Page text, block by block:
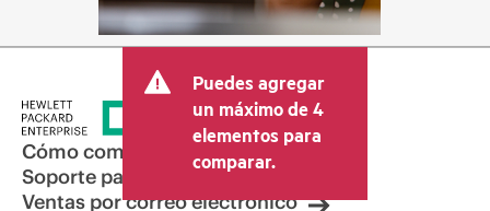
Puedes agregar
un máximo de 4
elementos para
comparar.
Cómo comprar
Soporte para productos
Ventas por correo electrónico